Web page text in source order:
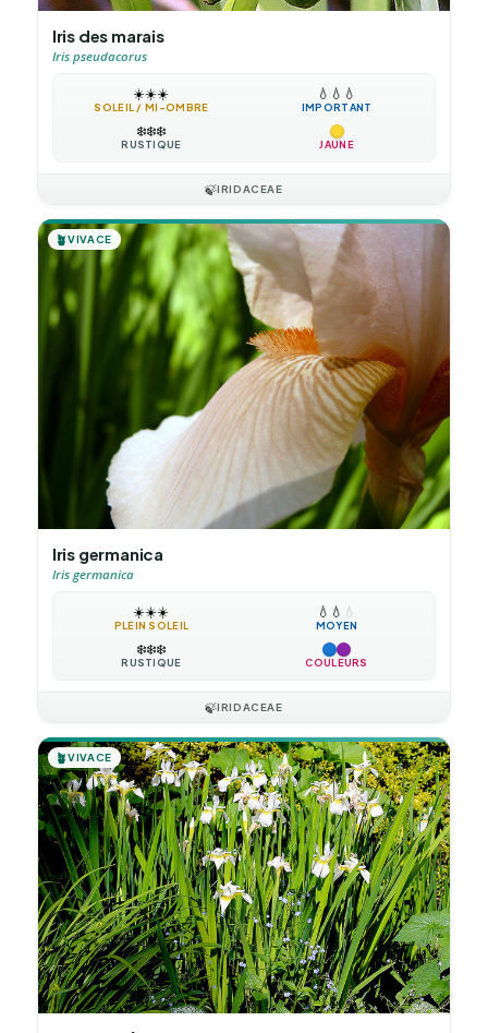
Iris des marais
Iris pseudacorus
☀️☀️☀️
SOLEIL / MI-OMBRE
💧 💧 💧
IMPORTANT
❄️❄️❄️
RUSTIQUE JAUNE
🍃IRIDACEAE
🪴VIVACE
Iris germanica
Iris germanica
☀️☀️☀️
PLEIN SOLEIL
💧 💧 💧
MOYEN
❄️❄️❄️
RUSTIQUE COULEURS
🍃IRIDACEAE
🪴VIVACE